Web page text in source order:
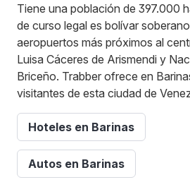
Tiene una población de 397.000
de curso legal es bolívar
aeropuertos más próximos al
Luisa Cáceres de Arismendi y
Briceño. Trabber ofrece en
visitantes de esta ciudad de
Hoteles en Barinas
Autos en Barinas